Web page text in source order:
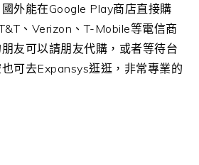
外能在Google Play商店直接購
、Verizon、T-Mobile等電信商
友可以請朋友代購，或者等待台
可去Expansys逛逛，非常專業的